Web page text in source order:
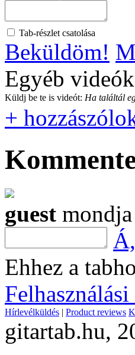
Tab-részlet csatolása
Beküldöm!
Egyéb
Küldj be te is videót: Ha találtál
+
guest mondja
Ehhez a
Hírlevélküldés | Product reviews
gitartab.hu,